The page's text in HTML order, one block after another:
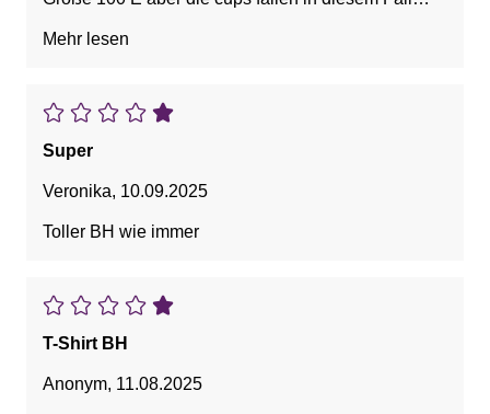
Hoffe es passt dann
Mehr lesen
Super
Veronika, 10.09.2025
Toller BH wie immer
T-Shirt BH
Anonym, 11.08.2025